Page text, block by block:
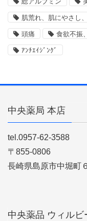
肌荒れ、肌にやさし、
頭痛 食欲不振
ｱﾝﾁｴｲｼﾞﾝｸﾞ
中央薬局 本店
tel.0957-62-3588
〒855-0806
長崎県島原市中堀町
中央薬品 ウィルビ